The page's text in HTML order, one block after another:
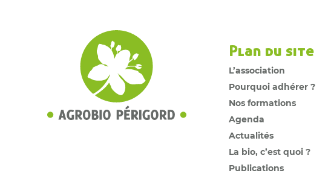
Plan du site
L’association
Pourquoi adhérer ?
Nos formations
Agenda
Actualités
La bio, c’est quoi ?
Publications